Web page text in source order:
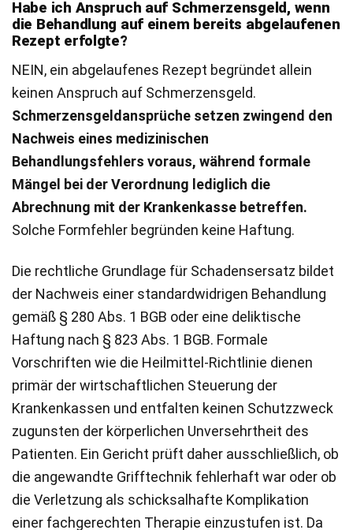
Habe ich Anspruch auf Schmerzensgeld, wenn
die Behandlung auf einem bereits abgelaufenen
Rezept erfolgte?
NEIN, ein abgelaufenes Rezept begründet allein
keinen Anspruch auf Schmerzensgeld.
Schmerzensgeldansprüche setzen zwingend den
Nachweis eines medizinischen
Behandlungsfehlers voraus, während formale
Mängel bei der Verordnung lediglich die
Abrechnung mit der Krankenkasse betreffen.
Solche Formfehler begründen keine Haftung.
Die rechtliche Grundlage für Schadensersatz bildet
der Nachweis einer standardwidrigen Behandlung
gemäß § 280 Abs. 1 BGB oder eine deliktische
Haftung nach § 823 Abs. 1 BGB. Formale
Vorschriften wie die Heilmittel-Richtlinie dienen
primär der wirtschaftlichen Steuerung der
Krankenkassen und entfalten keinen Schutzzweck
zugunsten der körperlichen Unversehrtheit des
Patienten. Ein Gericht prüft daher ausschließlich, ob
die angewandte Grifftechnik fehlerhaft war oder ob
die Verletzung als schicksalhafte Komplikation
einer fachgerechten Therapie einzustufen ist. Da